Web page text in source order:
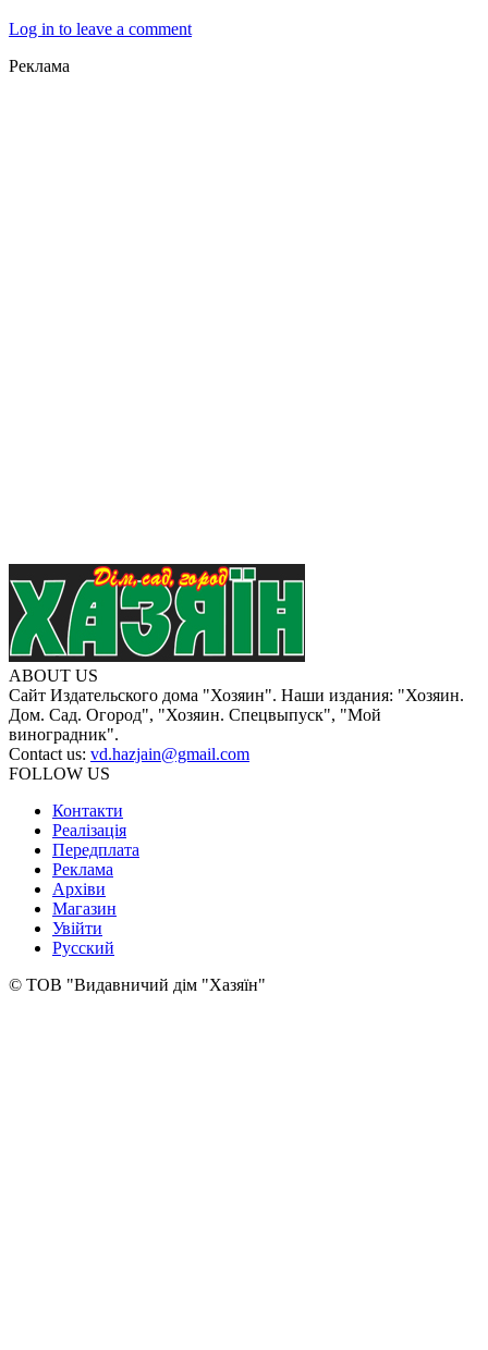
Log in to leave a comment
Реклама
ABOUT US
Сайт Издательского дома "Хозяин". Наши издания: "Хозяин.
Дом. Сад. Огород", "Хозяин. Спецвыпуск", "Мой
виноградник".
Contact us: vd.hazjain@gmail.com
FOLLOW US
Контакти
Реалізація
Передплата
Реклама
Архіви
Магазин
Увійти
Русский
© ТОВ "Видавничий дім "Хазяїн"